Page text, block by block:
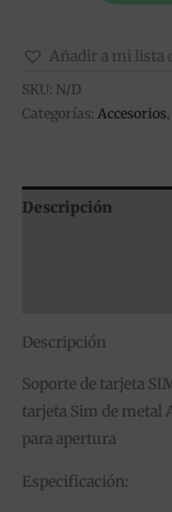
Añadir a mi lista
SKU: N/D
Categorías: Accesorios,
Descripción
Descripción
Soporte de tarjeta
tarjeta Sim de metal
para apertura
Especificación: